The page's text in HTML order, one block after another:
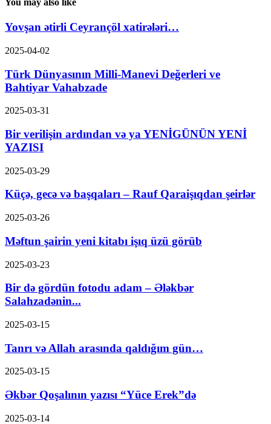
Yovşan ətirli Ceyrançöl xatirələri…
2025-04-02
Türk Dünyasının Milli-Manevi Değerleri ve
Bahtiyar Vahabzade
2025-03-31
Bir verilişin ardından və ya YENİGÜNÜN YENİ
YAZISI
2025-03-29
Küçə, gecə və başqaları – Rauf Qaraişıqdan şeirlər
2025-03-26
Məftun şairin yeni kitabı işıq üzü görüb
2025-03-23
Bir də gördün fotodu adam – Ələkbər
Salahzadənin...
2025-03-15
Tanrı və Allah arasında qaldığım gün…
2025-03-15
Əkbər Qoşalının yazısı “Yüce Erek”də
2025-03-14